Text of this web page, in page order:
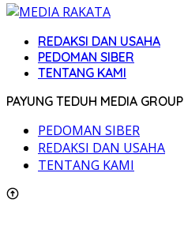
REDAKSI DAN USAHA
PEDOMAN SIBER
TENTANG KAMI
PAYUNG TEDUH MEDIA GROUP
PEDOMAN SIBER
REDAKSI DAN USAHA
TENTANG KAMI